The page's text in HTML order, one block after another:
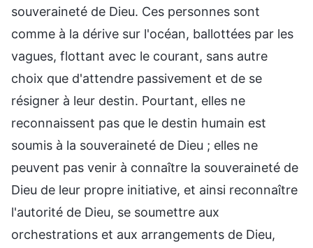
souveraineté de Dieu. Ces personnes sont
comme à la dérive sur l'océan, ballottées par les
vagues, flottant avec le courant, sans autre
choix que d'attendre passivement et de se
résigner à leur destin. Pourtant, elles ne
reconnaissent pas que le destin humain est
soumis à la souveraineté de Dieu ; elles ne
peuvent pas venir à connaître la souveraineté de
Dieu de leur propre initiative, et ainsi reconnaître
l'autorité de Dieu, se soumettre aux
orchestrations et aux arrangements de Dieu,